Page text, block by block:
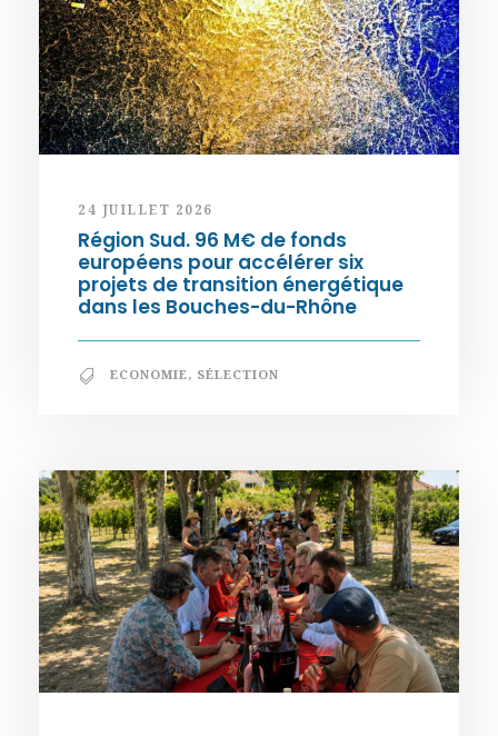
24 JUILLET 2026
Région Sud. 96 M€ de fonds
européens pour accélérer six
projets de transition énergétique
dans les Bouches-du-Rhône
ECONOMIE, SÉLECTION